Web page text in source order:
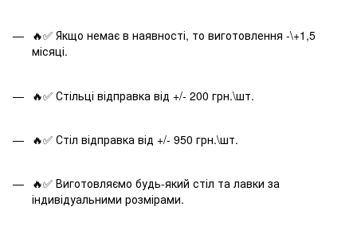
🔥✅ Якщо немає в наявності, то виготовлення -\+1,5
місяці.
🔥✅ Стільці відправка від +/- 200 грн.\шт.
🔥✅ Стіл відправка від +/- 950 грн.\шт.
🔥✅ Виготовляємо будь-який стіл та лавки за
індивідуальними розмірами.